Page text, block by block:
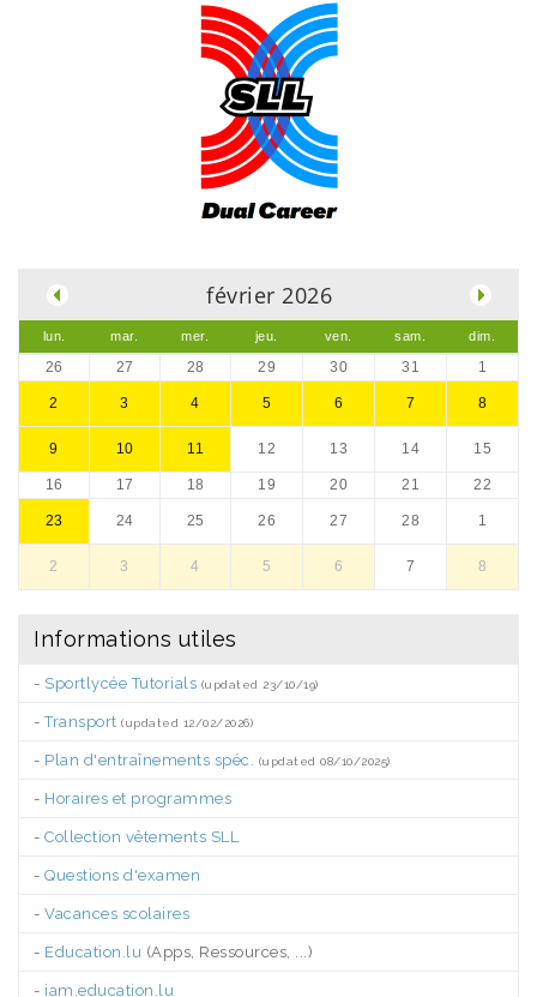
février 2026
lun. mar. mer. jeu. ven. sam. dim.
26 27 28 29 30 31 1
2 3 4 5 6 7 8
9 10 11 12 13 14 15
16 17 18 19 20 21 22
23 24 25 26 27 28 1
2 3 4 5 6 7 8
Informations utiles
- Sportlycée Tutorials (updated 23/10/19)
-Transport (updated 12/02/2026)
- Plan d'entraînements spéc. (updated 08/10/2025)
- Horaires et programmes
- Collection vêtements SLL
- Questions d'examen
- Vacances scolaires
- Education.lu (Apps, Ressources, ...)
- iam.education.lu